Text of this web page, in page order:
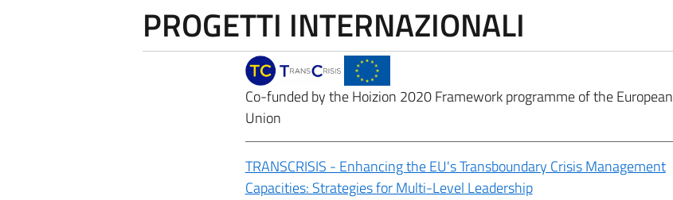
PROGETTI INTERNAZIONALI
Co-funded by the Hoizion 2020 Framework programme of the European
Union
TRANSCRISIS - Enhancing the EU's Transboundary Crisis Management
Capacities: Strategies for Multi-Level Leadership